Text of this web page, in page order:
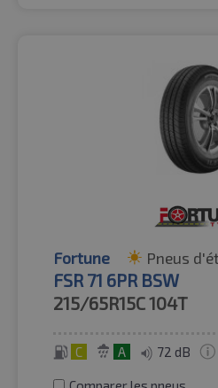
Fortune Pneus
FSR 71 6PR BSW
215/65R15C104T
C A 72 dB